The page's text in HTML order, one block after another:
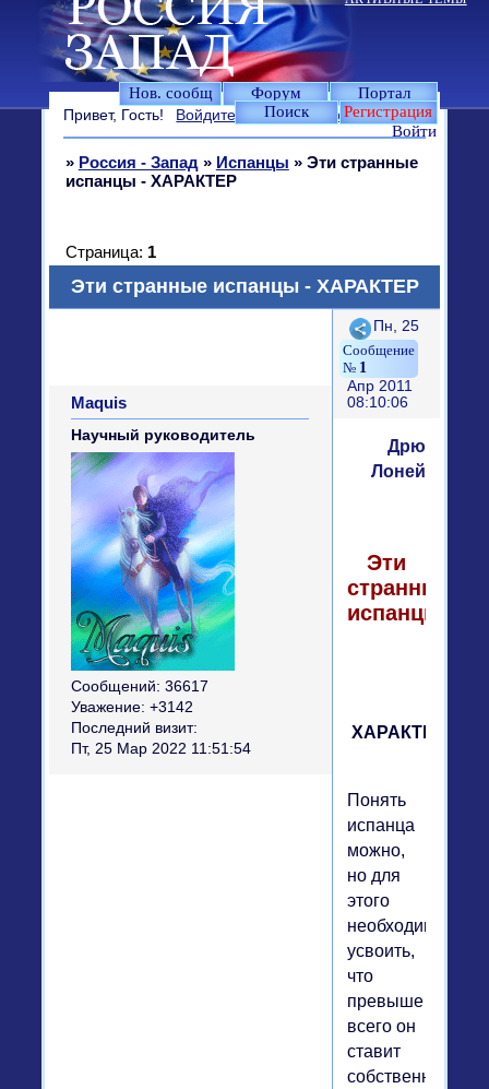
Нов. сообщ Форум
Портал
Поиск
Регистрация
Войти
Привет, Гость! Войдите илизарегистрируйтесь.
» Россия - Запад » Испанцы » Эти странные
испанцы - ХАРАКТЕР
Эти странные испанцы - ХАРАКТЕР
Страница: 1
Поделиться
1
Пн, 25
Апр 2011
08:10:06
Maquis
Научный руководитель
Сообщений: 36617
Уважение: +3142
Последний визит:
Пт, 25 Мар 2022 11:51:54
Дрю
Лоней
Эти
странные
испанцы
ХАРАКТЕР
Понять
испанца
можно,
но для
этого
необходимо
усвоить,
что
превыше
всего он
ставит
собственное